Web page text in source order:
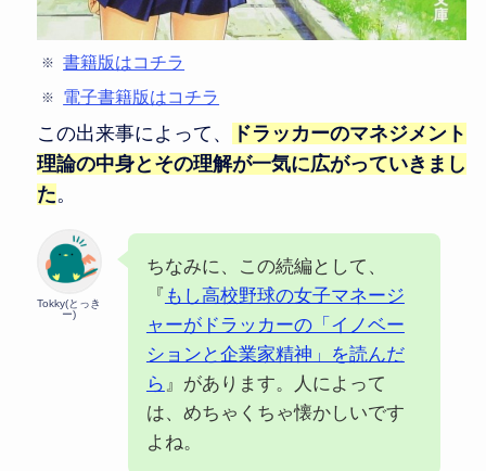
書籍版はコチラ
電子書籍版はコチラ
この出来事によって、
ドラッカーのマネジメント
理論の中身とその理解が一気に広がっていきまし
た。
Tokky(とっき
ー)
ちなみに、この続編として、
『 もし高校野球の女子マネージ
ャーがドラッカーの「イノベー
ションと企業家精神」を読んだ
ら 』があります。人によって
は、めちゃくちゃ懐かしいです
よね。